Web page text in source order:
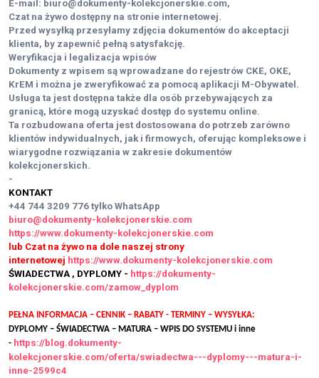
E-mail: biuro@dokumenty-kolekcjonerskie.com,
Czat na żywo dostępny na stronie internetowej.
Przed wysyłką przesyłamy zdjęcia dokumentów do akceptacji
klienta, by zapewnić pełną satysfakcję.
Weryfikacja i legalizacja wpisów
Dokumenty z wpisem są wprowadzane do rejestrów CKE, OKE,
KrEM i można je zweryfikować za pomocą aplikacji M-Obywatel.
Usługa ta jest dostępna także dla osób przebywających za
granicą, które mogą uzyskać dostęp do systemu online.
Ta rozbudowana oferta jest dostosowana do potrzeb zarówno
klientów indywidualnych, jak i firmowych, oferując kompleksowe i
wiarygodne rozwiązania w zakresie dokumentów
kolekcjonerskich.
-
KONTAKT
+44 744 3209 776 tylko WhatsApp
biuro@dokumenty-kolekcjonerskie.com
https://www.dokumenty-kolekcjonerskie.com
lub Czat na żywo na dole naszej strony
internetowej https://www.dokumenty-kolekcjonerskie.com
ŚWIADECTWA , DYPLOMY - https://dokumenty-
kolekcjonerskie.com/zamow_dyplom
PEŁNA INFORMACJA – CENNIK – RABATY - TERMINY – WYSYŁKA:
DYPLOMY – ŚWIADECTWA – MATURA – WPIS DO SYSTEMU i inne
- https://blog.dokumenty-
kolekcjonerskie.com/oferta/swiadectwa---dyplomy---matura-i-
inne-2599c4